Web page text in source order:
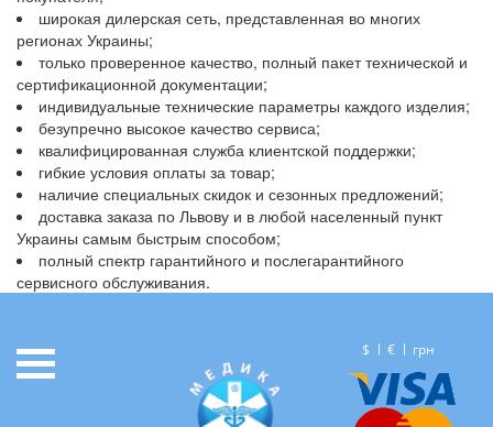
широкая дилерская сеть, представленная во многих
регионах Украины;
только проверенное качество, полный пакет технической и
сертификационной документации;
индивидуальные технические параметры каждого изделия;
безупречно высокое качество сервиса;
квалифицированная служба клиентской поддержки;
гибкие условия оплаты за товар;
наличие специальных скидок и сезонных предложений;
доставка заказа по Львову и в любой населенный пункт
Украины самым быстрым способом;
полный спектр гарантийного и послегарантийного
сервисного обслуживания.
$ € грн